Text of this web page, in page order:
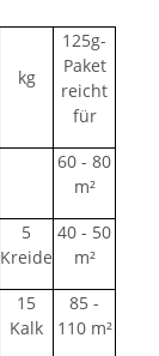
kg
125g-
Paket
reicht
für
60 - 80
m²
5
Kreide
40 - 50
m²
15
Kalk
85 -
110 m²